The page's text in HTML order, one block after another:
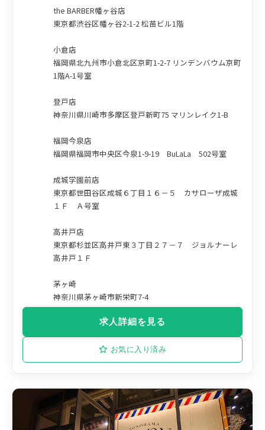
the BARBER幡ヶ谷店
東京都渋谷区幡ヶ谷2-1-2 松苗ビル1階
小倉店
福岡県北九州市小倉北区京町1-2-7 リンデンバウム京町
1階A-1号室
登戸店
神奈川県川崎市多摩区登戸新町75 マリンレイク1-B
福岡今泉店
福岡県福岡市中央区今泉1-9-19 BuLaLa 502号室
成城学園前店
東京都世田谷区成城６丁目１６－５ カサローザ成城
１Ｆ Ａ号室
高井戸店
東京都杉並区高井戸東３丁目２７－７ ジョルナーレ
高井戸１Ｆ
茅ヶ崎
神奈川県茅ヶ崎市新栄町7-4
お気に入り済み
求人詳細を見る